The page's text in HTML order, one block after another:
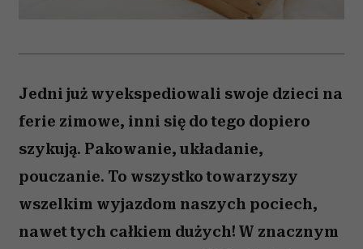
Jedni już wyekspediowali swoje dzieci na
ferie zimowe, inni się do tego dopiero
szykują. Pakowanie, układanie,
pouczanie. To wszystko towarzyszy
wszelkim wyjazdom naszych pociech,
nawet tych całkiem dużych! W znacznym